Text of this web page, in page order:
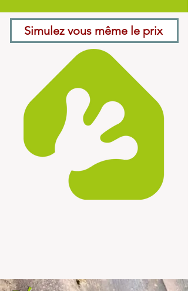
Simulez vous même le prix